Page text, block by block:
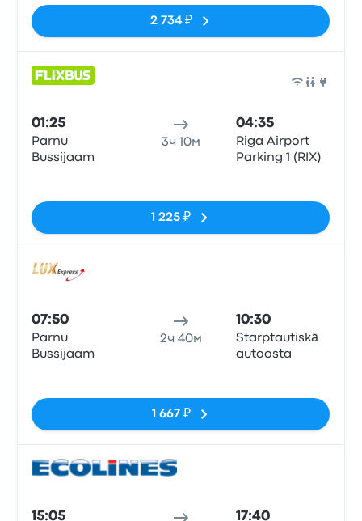
2 734 ₽
01:25
Parnu
Bussijaam
3ч 10м
04:35
Riga Airport
Parking 1 (RIX)
1 225 ₽
07:50
Parnu
Bussijaam
2ч 40м
10:30
Starptautiskā
autoosta
1 667 ₽
15:05 17:40